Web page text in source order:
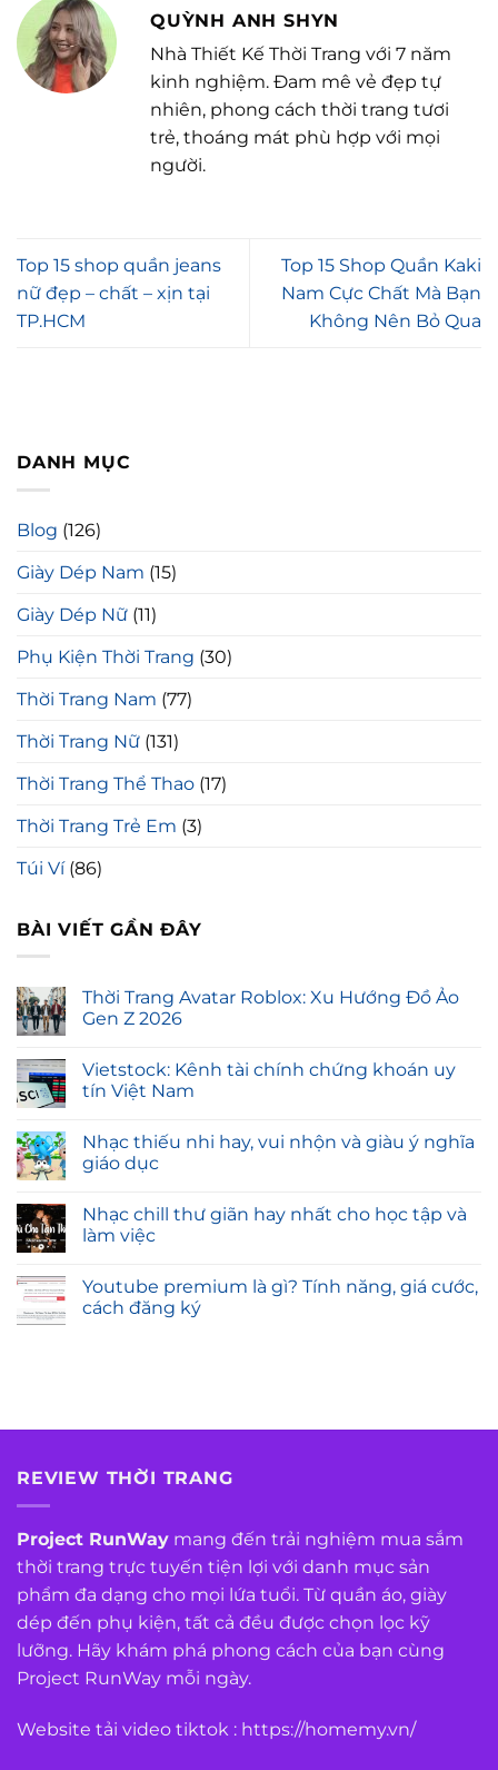
DANH MỤC
Blog (126)
Giày Dép Nam (15)
Giày Dép Nữ (11)
Phụ Kiện Thời Trang (30)
Thời Trang Nam (77)
Thời Trang Nữ (131)
Thời Trang Thể Thao (17)
Thời Trang Trẻ Em (3)
Túi Ví(86)
BÀI VIẾT GẦN ĐÂY
Thời Trang Avatar Roblox: Xu Hướng Đồ Ảo
Gen Z 2026
Vietstock: Kênh tài chính chứng khoán uy
tín Việt Nam
Nhạc thiếu nhi hay, vui nhộn và giàu ý nghĩa
giáo dục
Nhạc chill thư giãn hay nhất cho học tập và
làm việc
Youtube premium là gì? Tính năng, giá cước,
cách đăng ký
QUỲNH ANH SHYN
Nhà Thiết Kế Thời Trang với 7 năm
kinh nghiệm. Đam mê vẻ đẹp tự
nhiên, phong cách thời trang tươi
trẻ, thoáng mát phù hợp với mọi
người.
Top 15 shop quần jeans
nữ đẹp – chất – xịn tại
TP.HCM
Top 15 Shop Quần Kaki
Nam Cực Chất Mà Bạn
Không Nên Bỏ Qua
REVIEW THỜI TRANG
Project RunWay mang đến trải nghiệm mua sắm
thời trang trực tuyến tiện lợi với danh mục sản
phẩm đa dạng cho mọi lứa tuổi. Từ quần áo, giày
dép đến phụ kiện, tất cả đều được chọn lọc kỹ
lưỡng. Hãy khám phá phong cách của bạn cùng
Project RunWay mỗi ngày.
Website tải video tiktok : https://homemy.vn/